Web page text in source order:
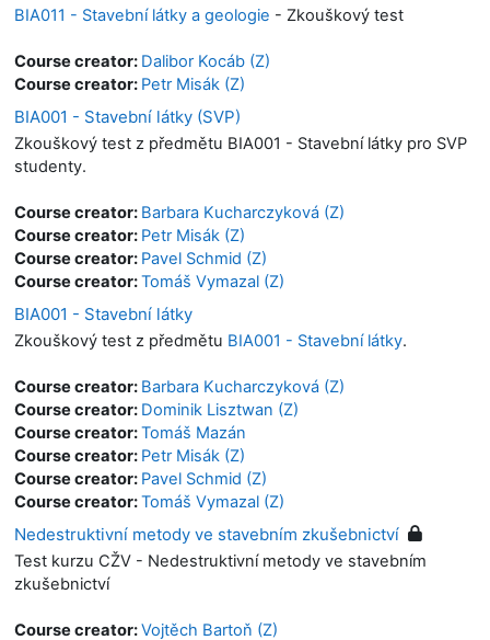
BIA011 - Stavební látky a geologie - Zkouškový test
Course creator: Dalibor Kocáb (Z)
Course creator: Petr Misák (Z)
BIA001 - Stavební látky (SVP)
Zkouškový test z předmětu BIA001 - Stavební látky pro SVP
studenty.
Course creator: Barbara Kucharczyková (Z)
Course creator: Petr Misák (Z)
Course creator: Pavel Schmid (Z)
Course creator:Tomáš Vymazal (Z)
BIA001 - Stavební látky
Zkouškový test z předmětu BIA001 - Stavební látky.
Course creator: Barbara Kucharczyková (Z)
Course creator: Dominik Lisztwan (Z)
Course creator:Tomáš Mazán
Course creator: Petr Misák (Z)
Course creator: Pavel Schmid (Z)
Course creator:Tomáš Vymazal (Z)
Nedestruktivní metody ve stavebním zkušebnictví
Test kurzu CŽV - Nedestruktivní metody ve stavebním
zkušebnictví
Course creator:Vojtěch Bartoň (Z)